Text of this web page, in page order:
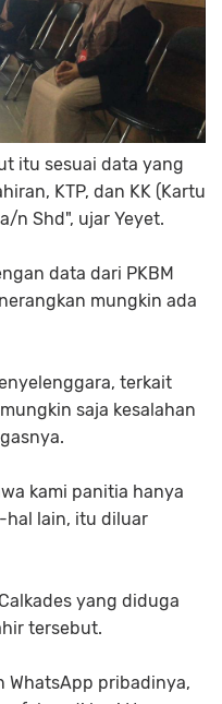
itu sesuai data yang
KTP, dan KK (Kartu
n Shd", ujar Yeyet.
data dari PKBM
mungkin ada
terkait
saja kesalahan
kami panitia hanya
hal lain, itu diluar
yang diduga
tersebut.
WhatsApp pribadinya,